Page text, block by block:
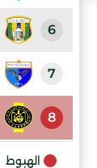
6
7
8
الهبوط